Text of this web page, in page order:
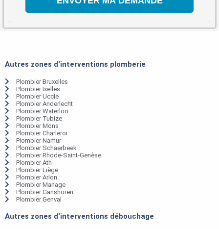
Autres zones d'interventions plomberie
Plombier Bruxelles
Plombier Ixelles
Plombier Uccle
Plombier Anderlecht
Plombier Waterloo
Plombier Tubize
Plombier Mons
Plombier Charleroi
Plombier Namur
Plombier Schaerbeek
Plombier Rhode-Saint-Genèse
Plombier Ath
Plombier Liège
Plombier Arlon
Plombier Manage
Plombier Ganshoren
Plombier Genval
Autres zones d'interventions débouchage